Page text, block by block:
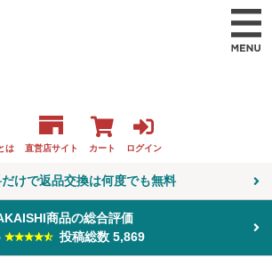
は 直営店サイト カート ログイン
けで返品交換は何度でも無料
商品の総合評価
投稿総数 5,869